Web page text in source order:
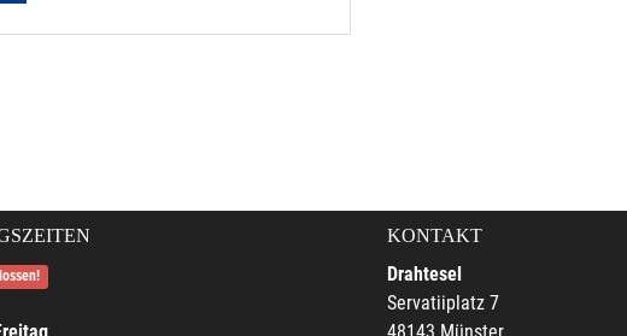
KONTAKT
Drahtesel
Servatiiplatz 7